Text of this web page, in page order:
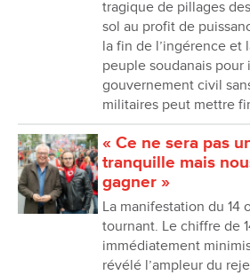
tragique de pillages
sol au profit de
la fin de l’ingérence et
peuple soudanais pour
gouvernement civil
militaires peut mettre
« Ce ne sera pas
tranquille mais
gagner »
La manifestation du 14
tournant. Le chiffre de
immédiatement
révélé l’ampleur du